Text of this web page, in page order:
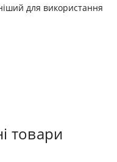
для використання
товари